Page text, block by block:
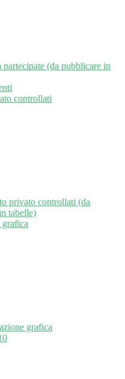
partecipate (da pubblicare in
controllati
privato controllati (da
tabelle)
grafica
grafica